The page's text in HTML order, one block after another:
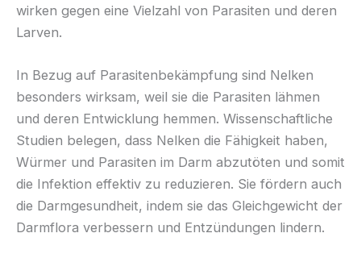
wirken gegen eine Vielzahl von Parasiten und deren
Larven.
In Bezug auf Parasitenbekämpfung sind Nelken
besonders wirksam, weil sie die Parasiten lähmen
und deren Entwicklung hemmen. Wissenschaftliche
Studien belegen, dass Nelken die Fähigkeit haben,
Würmer und Parasiten im Darm abzutöten und somit
die Infektion effektiv zu reduzieren. Sie fördern auch
die Darmgesundheit, indem sie das Gleichgewicht der
Darmflora verbessern und Entzündungen lindern.